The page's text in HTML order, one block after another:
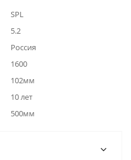
SPL
5.2
Россия
1600
102мм
10 лет
500мм